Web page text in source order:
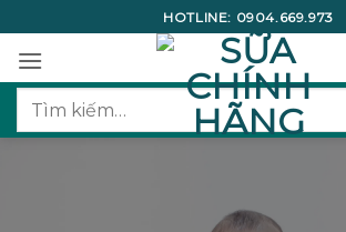
qua
nội
dung
HOTLINE: 0904.669.973
Tìm